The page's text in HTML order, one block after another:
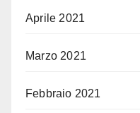
Aprile 2021
Marzo 2021
Febbraio 2021